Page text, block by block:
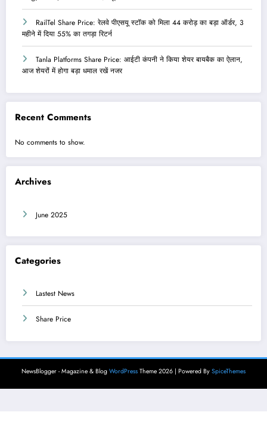
RailTel Share Price: रेलवे पीएसयू स्टॉक को मिला 44 करोड़ का बड़ा ऑर्डर, 3
महीने में दिया 55% का तगड़ा रिटर्न
Tanla Platforms Share Price: आईटी कंपनी ने किया शेयर बायबैक का ऐलान,
आज शेयरों में होगा बड़ा धमाल रखें नजर
Recent Comments
No comments to show.
Archives
June 2025
Categories
Lastest News
Share Price
NewsBlogger - Magazine & Blog WordPress Theme 2026 | Powered By SpiceThemes